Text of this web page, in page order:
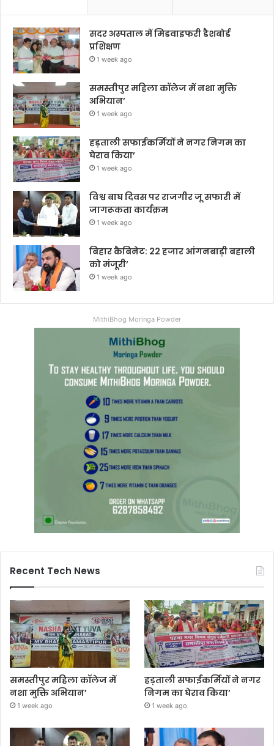
सदर अस्पताल में मिडवाइफरी डैशबोर्ड
प्रशिक्षण
1 week ago
समस्तीपुर महिला कॉलेज में नशा मुक्ति
अभियान’
1 week ago
हड़ताली सफाईकर्मियों ने नगर निगम का
घेराव किया’
1 week ago
विश्व बाघ दिवस पर राजगीर जू सफारी में
जागरूकता कार्यक्रम
1 week ago
बिहार कैबिनेट: 22 हजार आंगनबाड़ी बहाली
को मंजूरी’
1 week ago
MithiBhog Moringa Powder
Recent Tech News
समस्तीपुर महिला कॉलेज में
नशा मुक्ति अभियान’
1 week ago
हड़ताली सफाईकर्मियों ने नगर
निगम का घेराव किया’
1 week ago